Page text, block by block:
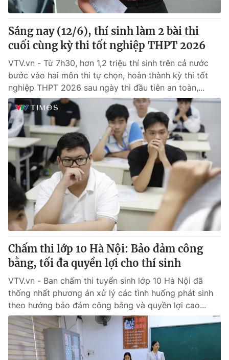
Góc doanh nghiệp
Truyền hình
Phim VTV
Hậu trường
Nhân vật
Khán giả
Giải sao mai
Giải trí
Điện ảnh
Âm nhạc
Sao
Đời sống
Du lịch
Làm đẹp
Chất lượng cuộc sống
Giáo dục
Tuyển sinh
Học trực tuyến
Công nghệ
Hitech Công nghệ tương lai
Sản phẩm
Thị trường
Tư vấn
Giao lưu trực tuyến
Lịch phát sóng
Chuyên mục khác
Emagazine Podcast
Photo Infographic
Video Shorts video
VTV Money VTV Thể thao
Sáng nay (12/6), thí sinh làm 2 bài thi
cuối cùng kỳ thi tốt nghiệp THPT 2026
VTV.vn - Từ 7h30, hơn 1,2 triệu thí sinh trên cả nước
bước vào hai môn thi tự chọn, hoàn thành kỳ thi tốt
nghiệp THPT 2026 sau ngày thi đầu tiên an toàn,...
Chấm thi lớp 10 Hà Nội: Bảo đảm công
bằng, tối đa quyền lợi cho thí sinh
VTV.vn - Ban chấm thi tuyển sinh lớp 10 Hà Nội đã
thống nhất phương án xử lý các tình huống phát sinh
theo hướng bảo đảm công bằng và quyền lợi cao...